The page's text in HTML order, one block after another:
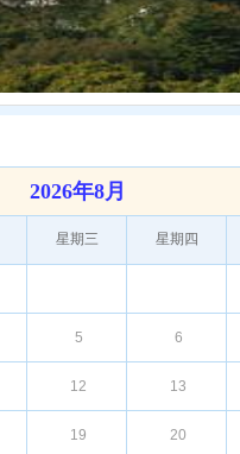
2026年8月
星期三 星期四
5 6
12 13
19 20